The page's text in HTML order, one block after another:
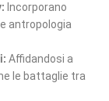
Incorporano
antropologia
Affidandosi a
le battaglie tra